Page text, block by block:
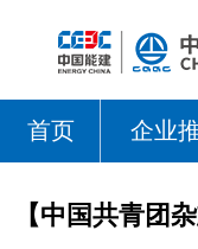
首页 企业
【中国共青团